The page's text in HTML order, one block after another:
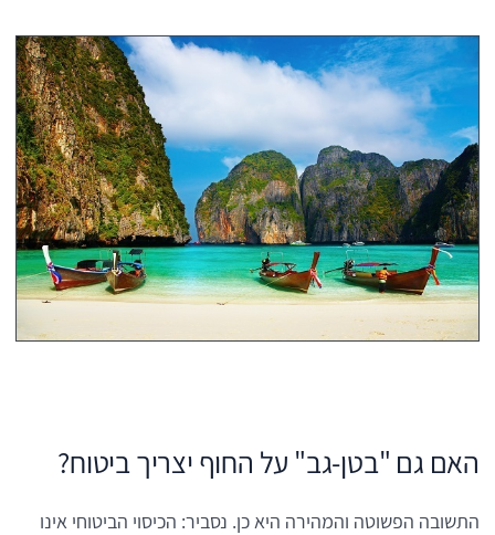
האם גם "בטן-גב" על החוף יצריך ביטוח?
התשובה הפשוטה והמהירה היא כן. נסביר: הכיסוי הביטוחי אינו